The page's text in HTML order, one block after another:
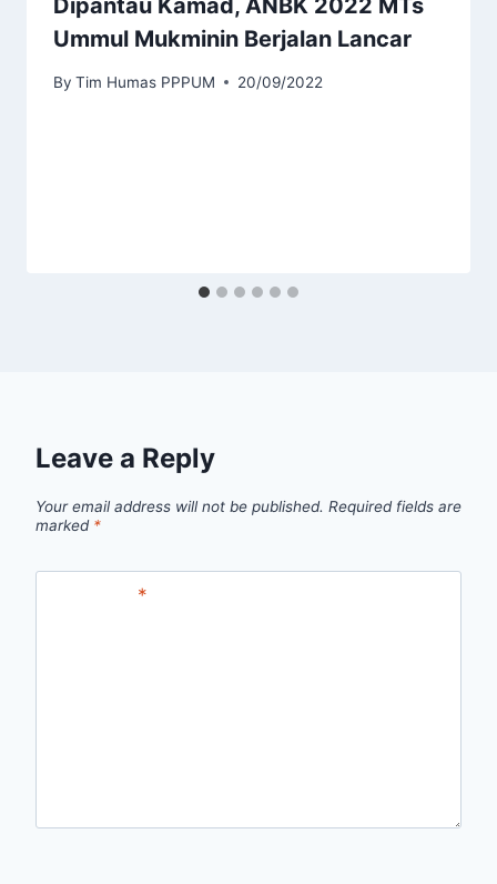
Dipantau Kamad, ANBK 2022 MTs
Ummul Mukminin Berjalan Lancar
By Tim Humas PPPUM 20/09/2022
Leave a Reply
Your email address will not be published. Required fields are
marked *
*